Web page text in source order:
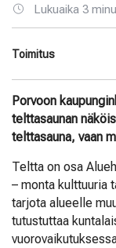
Lukuaika 3
Toimitus
Porvoon
telttasaunan
telttasauna, vaan
Teltta on osa
– monta kulttuuria
tarjota alueelle
tutustuttaa